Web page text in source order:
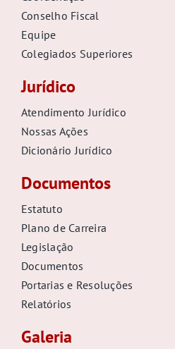
Conselho Fiscal
Equipe
Colegiados Superiores
Jurídico
Atendimento Jurídico
Nossas Ações
Dicionário Jurídico
Documentos
Estatuto
Plano de Carreira
Legislação
Documentos
Portarias e Resoluções
Relatórios
Galeria